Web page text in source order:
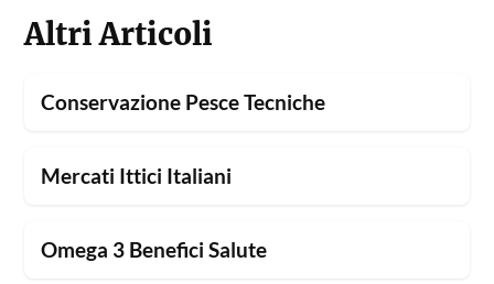
Altri Articoli
Conservazione Pesce Tecniche
Mercati Ittici Italiani
Omega 3 Benefici Salute